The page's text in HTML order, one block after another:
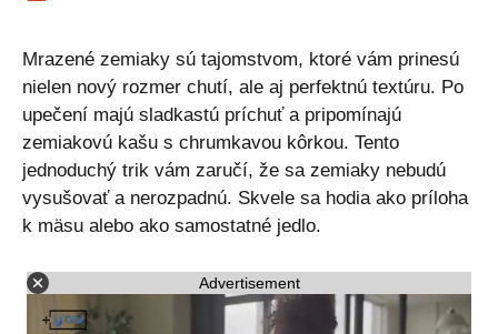
Mrazené zemiaky sú tajomstvom, ktoré vám prinesú
nielen nový rozmer chutí, ale aj perfektnú textúru. Po
upečení majú sladkastú príchuť a pripomínajú
zemiakovú kašu s chrumkavou kôrkou. Tento
jednoduchý trik vám zaručí, že sa zemiaky nebudú
vysušovať a nerozpadnú. Skvele sa hodia ako príloha
k mäsu alebo ako samostatné jedlo.
Advertisement